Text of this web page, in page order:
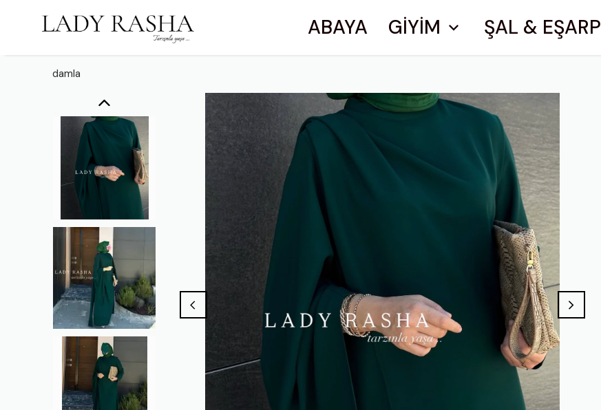
ABAYA GİYİM ŞAL & EŞARP
damla